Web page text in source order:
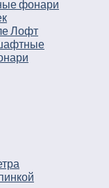
фонари
Лофт